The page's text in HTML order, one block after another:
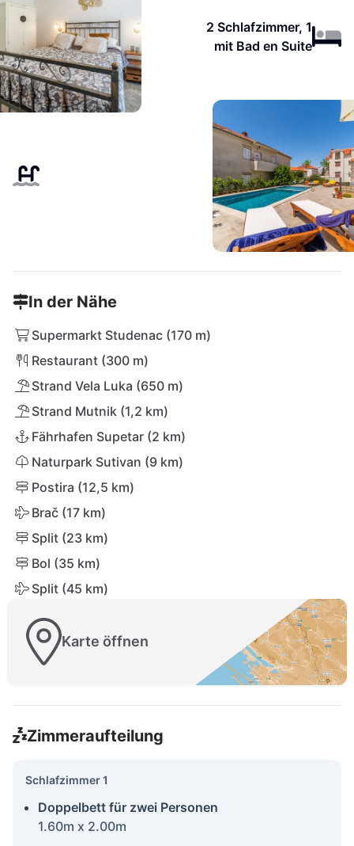
2 Schlafzimmer, 1
mit Bad en Suite
In der Nähe
Supermarkt Studenac (170 m)
Restaurant (300 m)
Strand Vela Luka (650 m)
Strand Mutnik (1,2 km)
Fährhafen Supetar (2 km)
Naturpark Sutivan (9 km)
Postira (12,5 km)
Brač (17 km)
Split (23 km)
Bol (35 km)
Split (45 km)
Karte öffnen
Zimmeraufteilung
Schlafzimmer 1
Doppelbett für zwei Personen
1.60m x 2.00m